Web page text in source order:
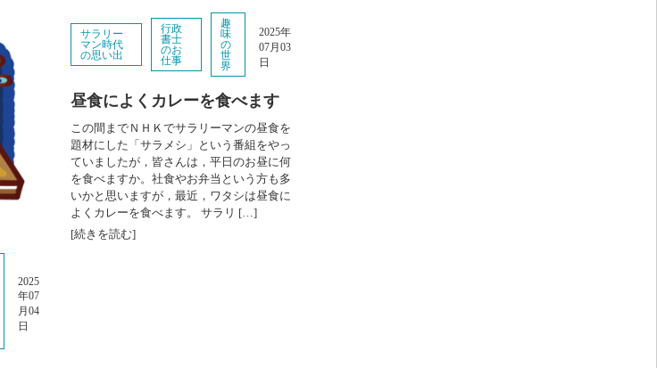
2025
年07
月04
日
サラリー
マン時代
の思い出
行政
書士
のお
仕事
趣
味
の
世
界
2025年
07月03
日
昼食によくカレーを食べます
この間までＮＨＫでサラリーマンの昼食を
題材にした「サラメシ」という番組をやっ
ていましたが，皆さんは，平日のお昼に何
を食べますか。社食やお弁当という方も多
いかと思いますが，最近，ワタシは昼食に
よくカレーを食べます。 サラリ […]
[続きを読む]